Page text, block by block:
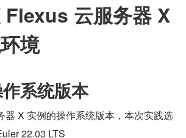
Flexus 云服务器 X
境
系统版本
器 X 实例的操作系统版本，本次实践选
22.03 LTS